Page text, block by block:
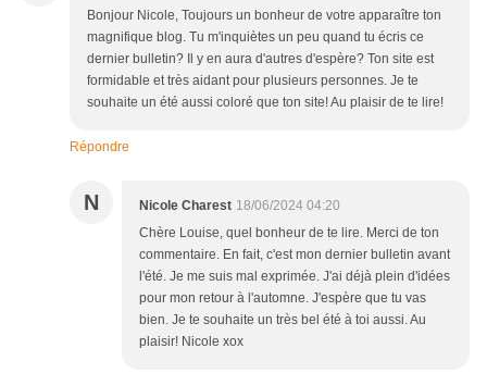
Bonjour Nicole, Toujours un bonheur de votre apparaître ton
magnifique blog. Tu m'inquiètes un peu quand tu écris ce
dernier bulletin? Il y en aura d'autres d'espère? Ton site est
formidable et très aidant pour plusieurs personnes. Je te
souhaite un été aussi coloré que ton site! Au plaisir de te lire!
Répondre
N Nicole Charest 18/06/2024 04:20
Chère Louise, quel bonheur de te lire. Merci de ton
commentaire. En fait, c'est mon dernier bulletin avant
l'été. Je me suis mal exprimée. J'ai déjà plein d'idées
pour mon retour à l'automne. J'espère que tu vas
bien. Je te souhaite un très bel été à toi aussi. Au
plaisir! Nicole xox